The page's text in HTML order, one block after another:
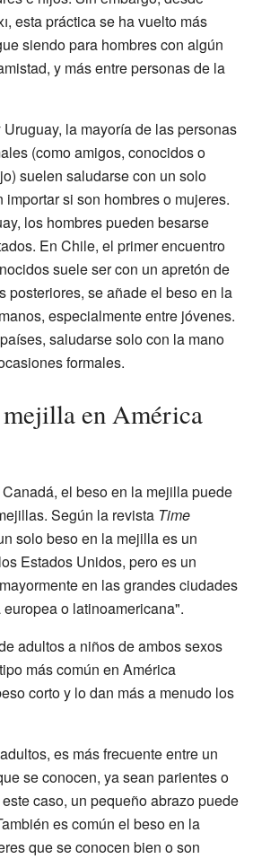
, esta práctica se ha vuelto más
siendo para hombres con algún
y más entre personas de la
la mayoría de las personas
(como amigos, conocidos o
suelen saludarse con un solo
si son hombres o mujeres.
los hombres pueden besarse
En Chile, el primer encuentro
suele ser con un apretón de
posteriores, se añade el beso en la
especialmente entre jóvenes.
saludarse solo con la mano
formales.
en América
el beso en la mejilla puede
Según la revista Time
solo beso en la mejilla es un
Estados Unidos, pero es un
en las grandes ciudades
o latinoamericana".
adultos a niños de ambos sexos
más común en América
corto y lo dan más a menudo los
es más frecuente entre un
se conocen, ya sean parientes o
caso, un pequeño abrazo puede
es común el beso en la
que se conocen bien o son